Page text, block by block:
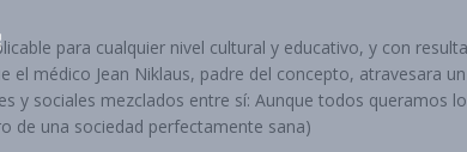
para cualquier nivel cultural y educativo, y con
médico Jean Niklaus, padre del concepto, atravesara
y sociales mezclados entre sí: Aunque todos queramos
de una sociedad perfectamente sana)